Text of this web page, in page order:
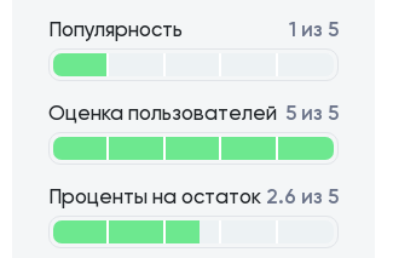
Проценты на остаток 2.6 из 5
Популярность 1 из 5
Оценка пользователей 5 из 5